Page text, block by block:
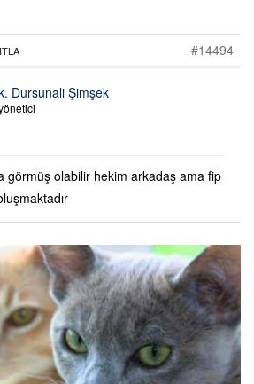
#14494
Dursunali Şimşek
görmüş olabilir hekim arkadaş ama fip